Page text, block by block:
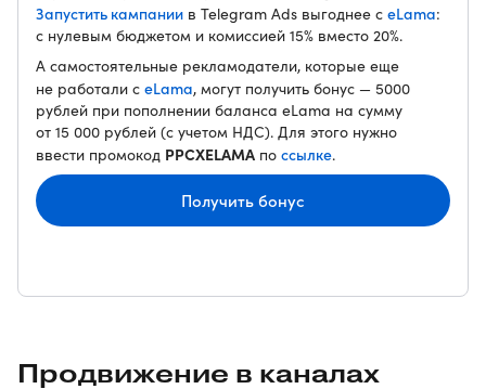
Запустить кампании в Telegram Ads выгоднее с eLama:
с нулевым бюджетом и комиссией 15% вместо 20%.
А самостоятельные рекламодатели, которые еще
не работали с eLama, могут получить бонус — 5000
рублей при пополнении баланса eLama на сумму
от 15 000 рублей (с учетом НДС). Для этого нужно
ввести промокод PPCXELAMA по ссылке.
Получить бонус
Продвижение в каналах